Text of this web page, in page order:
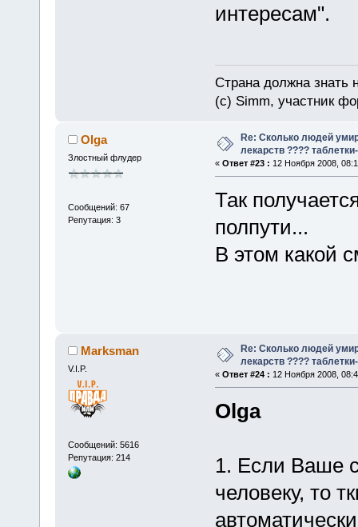
интересам".
Страна должна знать
(c) Simm, участник
Olga
Злостный флудер
Сообщений: 67
Репутация: 3
Re: Сколько людей
лекарств ????
« Ответ #23 : 12 Ноября 2008,
Так
полпути...
В этом какой
Marksman
V.I.P.
Сообщений: 5616
Репутация: 214
Re: Сколько людей
лекарств ????
« Ответ #24 : 12 Ноября 2008,
Olga
1. Если Ваше
человеку, то